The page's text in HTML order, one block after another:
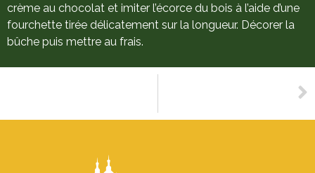
crème au chocolat et imiter l’écorce du bois à l’aide d’une
fourchette tirée délicatement sur la longueur. Décorer la
bûche puis mettre au frais.